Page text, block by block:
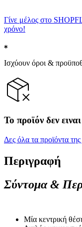
Γίνε μέλος στο
χρόνο!
Ισχύουν όροι &
Το προϊόν δεν
Δες όλα τα προϊόντα
Περιγραφή
Σύντομα &
Μία κεντρική